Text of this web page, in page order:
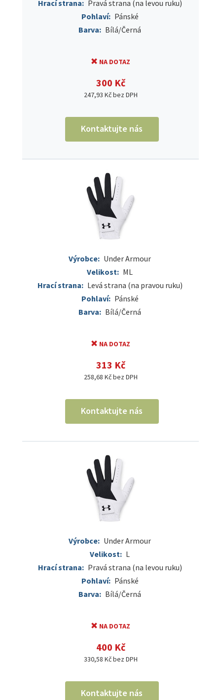
Hrací strana: Pravá strana (na levou ruku)
Pohlaví: Pánské
Barva: Bílá/Černá
NA DOTAZ
300 Kč
247,93 Kč bez DPH
Kontaktujte nás
Výrobce: Under Armour
Velikost: ML
Hrací strana: Levá strana (na pravou ruku)
Pohlaví: Pánské
Barva: Bílá/Černá
NA DOTAZ
313 Kč
258,68 Kč bez DPH
Kontaktujte nás
Výrobce: Under Armour
Velikost: L
Hrací strana: Pravá strana (na levou ruku)
Pohlaví: Pánské
Barva: Bílá/Černá
NA DOTAZ
400 Kč
330,58 Kč bez DPH
Kontaktujte nás